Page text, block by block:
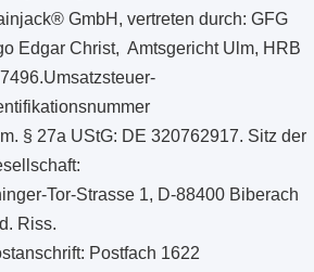
GmbH, vertreten durch: GFG
Edgar Christ, Amtsgericht Ulm, HRB
§ 27a UStG: DE 320762917. Sitz der
Tor-Strasse 1, D-88400 Biberach
Riss.
Postfach 1622